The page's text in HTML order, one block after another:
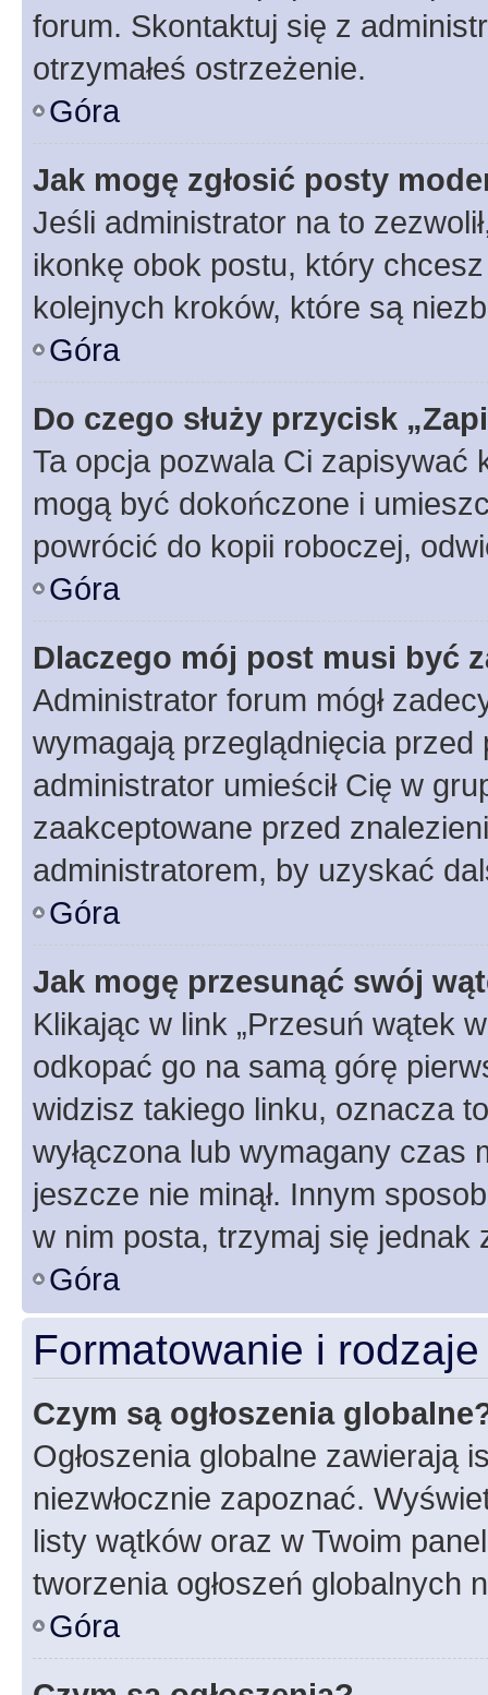
forum. Skontaktuj się z
otrzymałeś ostrzeżenie.
Góra
Jak mogę zgłosić posty
Jeśli administrator na to
ikonkę obok postu, który
kolejnych kroków, które są
Góra
Do czego służy przycisk
Ta opcja pozwala Ci zapisywać
mogą być dokończone i
powrócić do kopii roboczej,
Góra
Dlaczego mój post musi być
Administrator forum mógł
wymagają przeglądnięcia
administrator umieścił Cię w
zaakceptowane przed
administratorem, by uzyskać
Góra
Jak mogę przesunąć swój
Klikając w link „Przesuń wątek
odkopać go na samą górę
widzisz takiego linku, oznacza
wyłączona lub wymagany czas
jeszcze nie minął. Innym
w nim posta, trzymaj się jednak
Góra
Formatowanie i
Czym są ogłoszenia
Ogłoszenia globalne zawierają
niezwłocznie zapoznać.
listy wątków oraz w Twoim
tworzenia ogłoszeń globalnych
Góra